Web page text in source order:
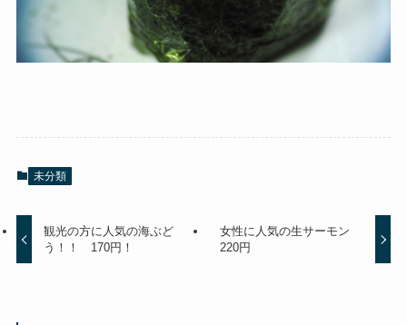
未分類
観光の方に人気の海ぶど
う！！ 170円！
女性に人気の生サーモン
220円